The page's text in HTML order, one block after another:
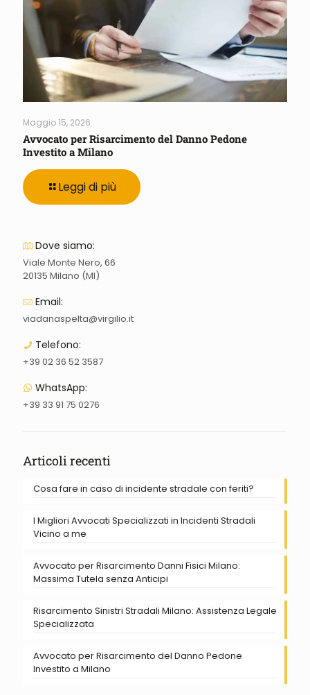
Maggio 15, 2026
Avvocato per Risarcimento del Danno Pedone
Investito a Milano
Leggi di più
Dove siamo:
Viale Monte Nero, 66
20135 Milano (MI)
Email:
viadanaspelta@virgilio.it
Telefono:
+39 02 36 52 3587
WhatsApp:
+39 33 91 75 0276
Articoli recenti
Cosa fare in caso di incidente stradale con feriti?
I Migliori Avvocati Specializzati in Incidenti Stradali
Vicino a me
Avvocato per Risarcimento Danni Fisici Milano:
Massima Tutela senza Anticipi
Risarcimento Sinistri Stradali Milano: Assistenza Legale
Specializzata
Avvocato per Risarcimento del Danno Pedone
Investito a Milano